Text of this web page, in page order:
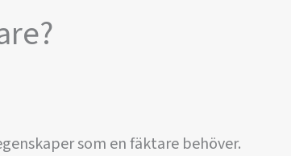
som en fäktare behöver.